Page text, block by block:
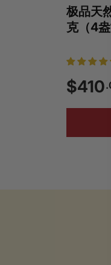
极品天
克（4盎
$410